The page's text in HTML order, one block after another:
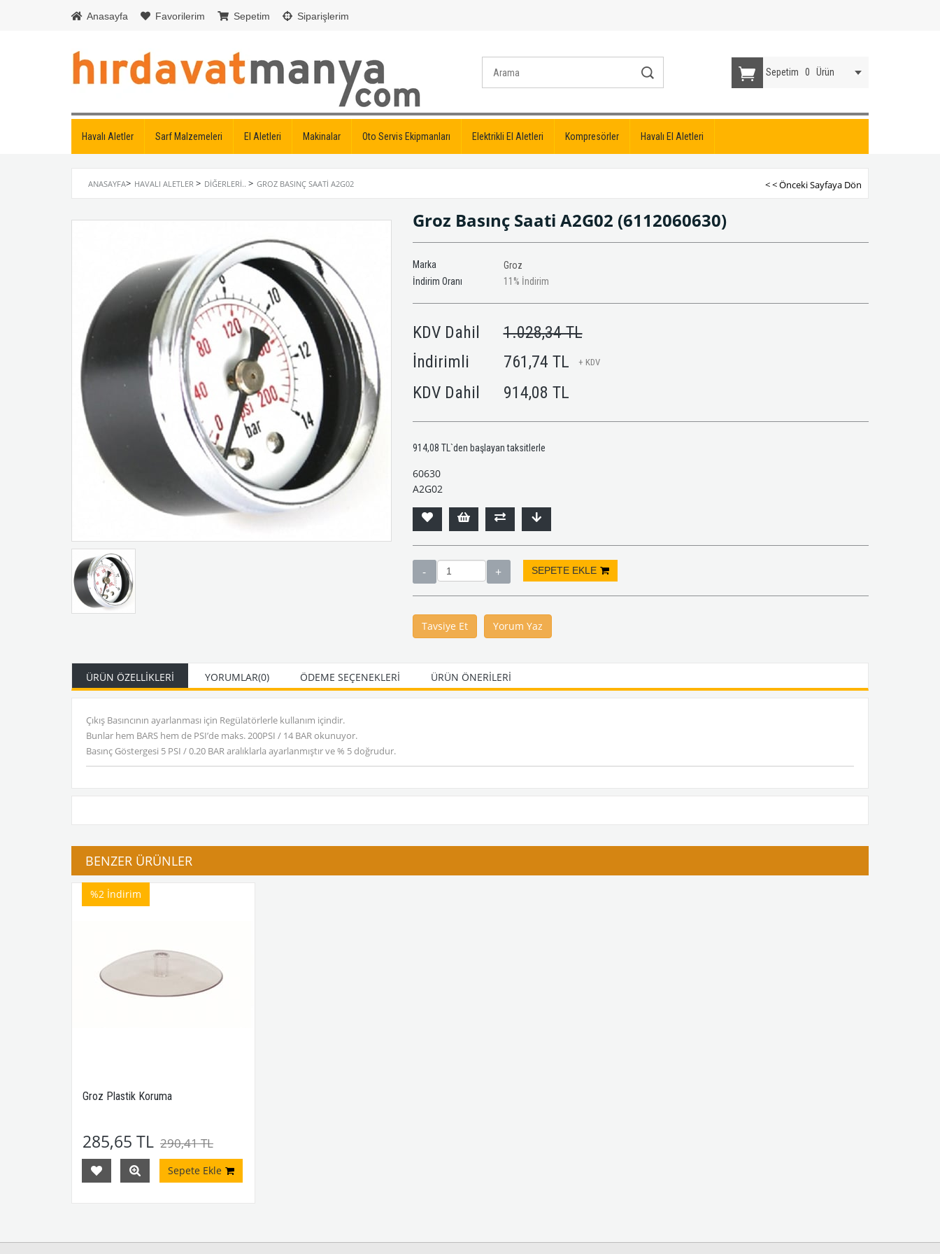
Anasayfa Favorilerim Sepetim Siparişlerim
Sepetim 0 Ürün
Havalı Aletler Sarf Malzemeleri El Aletleri Makinalar Oto Servis Ekipmanları Elektrikli El Aletleri Kompresörler Havalı El Aletleri
ANASAYFA> HAVALI ALETLER > DIĞERLERI.. > GROZ BASINÇ SAATI A2G02 < < Önceki Sayfaya Dön
Groz Basınç Saati A2G02 (6112060630)
Marka
Groz
İndirim Oranı
%
11 İndirim
KDV Dahil
1.028,34 TL
İndirimli
761,74 TL + KDV
KDV Dahil 914,08 TL
914,08 TL `den başlayan taksitlerle
60630
A2G02
Tavsiye Et Yorum Yaz
ÜRÜN ÖZELLIKLERI YORUMLAR(0) ÖDEME SEÇENEKLERI ÜRÜN ÖNERILERI
Çıkış Basıncının ayarlanması için Regülatörlerle kullanım içindir.
Bunlar hem BARS hem de PSI’de maks. 200PSI / 14 BAR okunuyor.
Basınç Göstergesi 5 PSI / 0.20 BAR aralıklarla ayarlanmıştır ve % 5 doğrudur.
BENZER ÜRÜNLER
Groz Plastik Koruma
285,65 TL 290,41 TL
Sepete Ekle
%2 İndirim